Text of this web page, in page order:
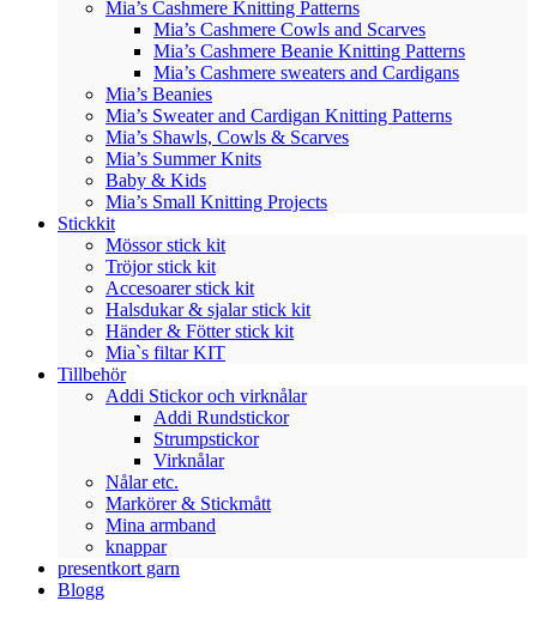
Mia’s Cashmere Knitting Patterns
Mia’s Cashmere Cowls and Scarves
Mia’s Cashmere Beanie Knitting Patterns
Mia’s Cashmere sweaters and Cardigans
Mia’s Beanies
Mia’s Sweater and Cardigan Knitting Patterns
Mia’s Shawls, Cowls & Scarves
Mia’s Summer Knits
Baby & Kids
Mia’s Small Knitting Projects
Stickkit
Mössor stick kit
Tröjor stick kit
Accesoarer stick kit
Halsdukar & sjalar stick kit
Händer & Fötter stick kit
Mia`s filtar KIT
Tillbehör
Addi Stickor och virknålar
Addi Rundstickor
Strumpstickor
Virknålar
Nålar etc.
Markörer & Stickmått
Mina armband
knappar
presentkort garn
Blogg